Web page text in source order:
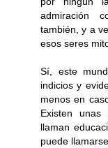
admiración
también, y a
esos seres
Sí, este
indicios y
menos en
Existen
llaman
puede